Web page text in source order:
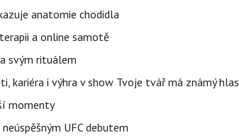
anatomie chodidla
a online samotě
svým rituálem
kariéra i výhra v show Tvoje tvář má známý hlas
momenty
UFC debutem